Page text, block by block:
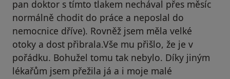
pan doktor s tímto tlakem nechával přes měsíc
normálně chodit do práce a neposlal do
nemocnice dříve). Rovněž jsem měla velké
otoky a dost přibrala.Vše mu přišlo, že je v
pořádku. Bohužel tomu tak nebylo. Díky jiným
lékařům jsem přežila já a i moje malé